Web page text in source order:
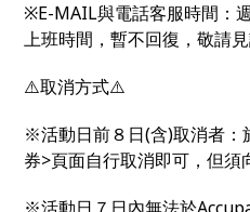
※E-MAIL與電話客服時間：
上班時間，暫不回復，敬請
⚠️取消方式⚠️
※活動日前８日(含)取消者：
券>頁面自行取消即可，但須